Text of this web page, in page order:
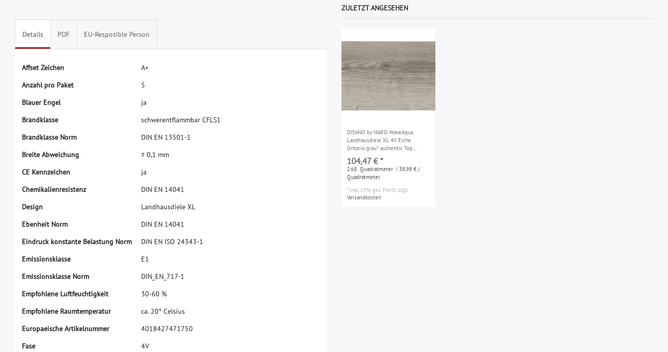
Details PDF EU-Resposible Person
Affset Zeichen A+
Anzahl pro Paket
5
Blauer Engel ja
Brandklasse schwerentfammbar CFLS1
Brandklasse Norm DIN EN 13501-1
Breite Abweichung ± 0,1 mm
CE Kennzeichen ja
Chemikalienresistenz DIN EN 14041
Design Landhausdiele XL
Ebenheit Norm DIN EN 14041
Eindruck konstante Belastung Norm DIN EN ISO 24343-1
Emissionsklasse E1
Emissionsklasse Norm DIN_ EN_ 717-1
Empfohlene Luftfeuchtigkeit 30-60 %
Empfohlene Raumtemperatur ca. 20° Celsius
Europaeische Artikelnummer 4018427471750
Fase 4V
ZULETZT ANGESEHEN
DISANO by HARO WaveAqua
Landhausdiele XL 4V Eiche
Ontario grau* authentic Top
Connect - 541253
104,47 € *
2.68 Quadratmeter | 38,98 € /
Quadratmeter
* inkl. 19% ges. MwSt.zzgl.
Versandkosten